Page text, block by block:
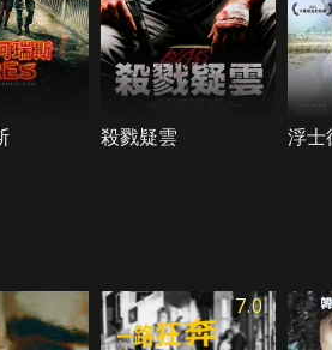
殺戮疑雲 浮士
7.0